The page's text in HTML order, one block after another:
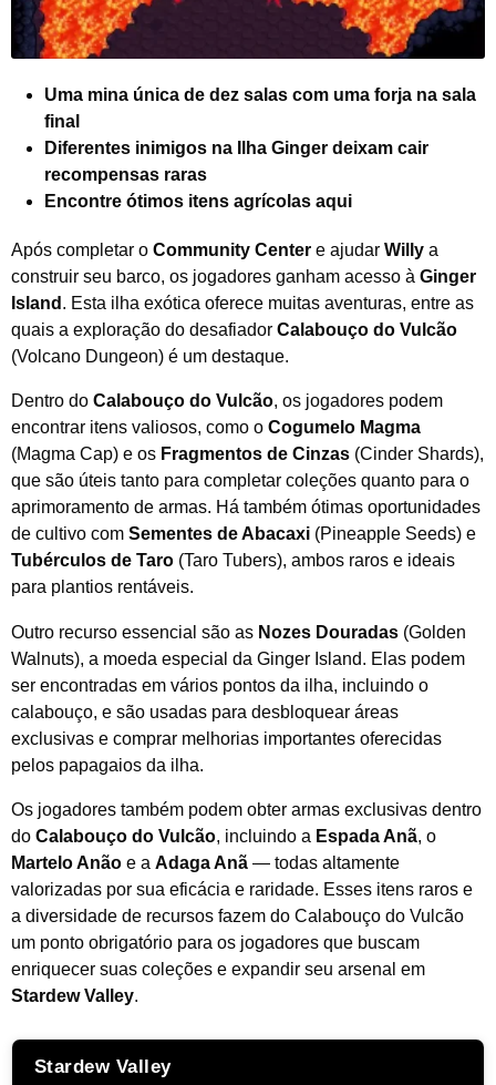
Uma mina única de dez salas com uma forja na sala
final
Diferentes inimigos na Ilha Ginger deixam cair
recompensas raras
Encontre ótimos itens agrícolas aqui
Após completar o Community Center e ajudar Willy a
construir seu barco, os jogadores ganham acesso à Ginger
Island . Esta ilha exótica oferece muitas aventuras, entre as
quais a exploração do desafiador Calabouço do Vulcão
(Volcano Dungeon) é um destaque.
Dentro do Calabouço do Vulcão, os jogadores podem
encontrar itens valiosos, como o Cogumelo Magma
(Magma Cap) e os Fragmentos de Cinzas (Cinder Shards),
que são úteis tanto para completar coleções quanto para o
aprimoramento de armas. Há também ótimas oportunidades
de cultivo com Sementes de Abacaxi (Pineapple Seeds) e
Tubérculos de Taro (Taro Tubers), ambos raros e ideais
para plantios rentáveis.
Outro recurso essencial são as Nozes Douradas (Golden
Walnuts), a moeda especial da Ginger Island. Elas podem
ser encontradas em vários pontos da ilha, incluindo o
calabouço, e são usadas para desbloquear áreas
exclusivas e comprar melhorias importantes oferecidas
pelos papagaios da ilha.
Os jogadores também podem obter armas exclusivas dentro
do Calabouço do Vulcão, incluindo a Espada Anã, o
Martelo Anão e a Adaga Anã — todas altamente
valorizadas por sua eficácia e raridade. Esses itens raros e
a diversidade de recursos fazem do Calabouço do Vulcão
um ponto obrigatório para os jogadores que buscam
enriquecer suas coleções e expandir seu arsenal em
Stardew Valley.
Stardew Valley